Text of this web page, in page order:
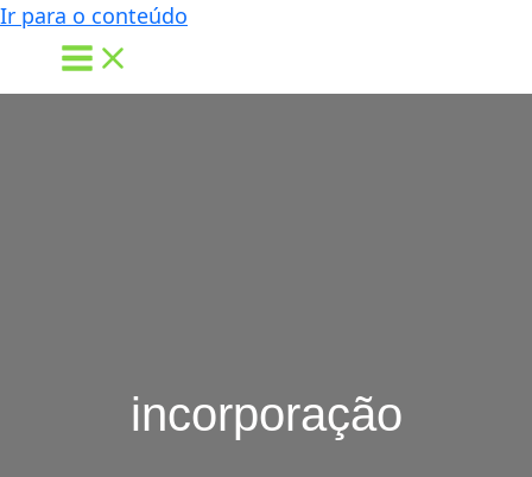
Ir para o conteúdo
incorporação